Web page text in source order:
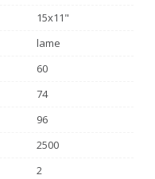
15x11"
lame
60
74
96
2500
2